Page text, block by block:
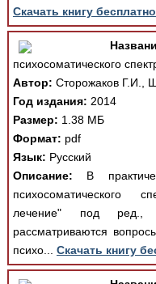
Скачать книгу бесплатно
психосоматического
Автор: Сторожаков Г.И.,
Год издания: 2014
Размер: 1.38 МБ
Формат: pdf
Язык: Русский
Описание: В
психосоматического
лечение" под ред.,
рассматриваются
психо... Скачать книгу